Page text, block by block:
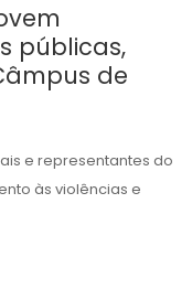
públicas,
de
e representantes do
às violências e